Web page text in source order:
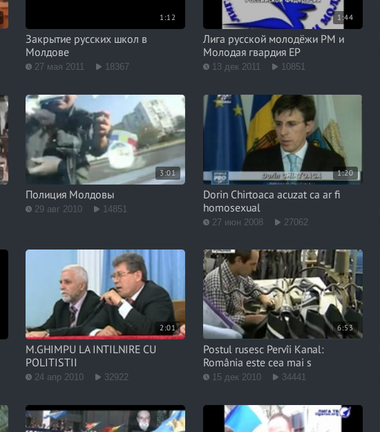
1:12
Закрытие русских школ в
Молдове
27 мая 2011 18367
1:44
Лига русской молодёжи РМ и
Молодая гвардия ЕР
13 дек 2011 10851
3:01
Полиция Молдовы
29 авг 2010 14851
1:20
Dorin Chirtoaca acuzat ca ar fi
homosexual
27 июн 2008 27062
2:01
M.GHIMPU LA INTILNIRE CU
POLITISTII
24 апр 2010 32922
6:53
Postul rusesc Pervîi Kanal:
România este cea mai s
15 дек 2010 34441